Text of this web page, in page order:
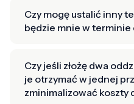
Czy mogę ustalić inny
będzie mnie w terminie
Czy jeśli złożę dwa
je otrzymać w jednej
zminimalizować koszty